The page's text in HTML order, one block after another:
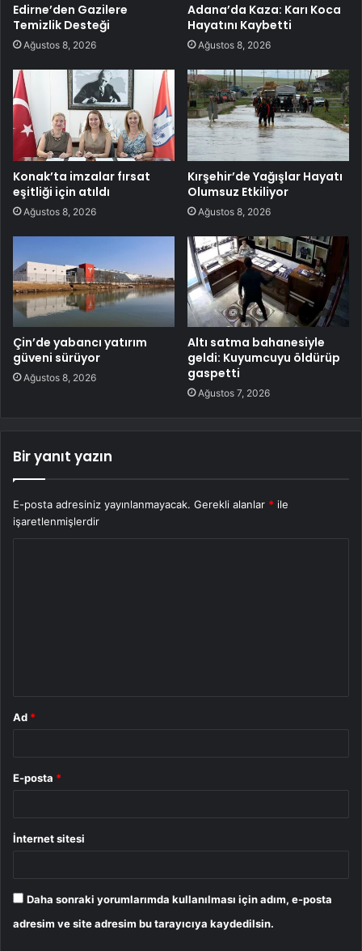
Edirne’den Gazilere
Temizlik Desteği
Ağustos 8, 2026
Adana’da Kaza: Karı Koca
Hayatını Kaybetti
Ağustos 8, 2026
Konak’ta imzalar fırsat
eşitliği için atıldı
Ağustos 8, 2026
Kırşehir’de Yağışlar Hayatı
Olumsuz Etkiliyor
Ağustos 8, 2026
Çin’de yabancı yatırım
güveni sürüyor
Ağustos 8, 2026
Altı satma bahanesiyle
geldi: Kuyumcuyu öldürüp
gaspetti
Ağustos 7, 2026
Bir yanıt yazın
E-posta adresiniz yayınlanmayacak. Gerekli alanlar * ile
işaretlenmişlerdir
Ad *
E-posta *
İnternet sitesi
Daha sonraki yorumlarımda kullanılması için adım, e-posta
adresim ve site adresim bu tarayıcıya kaydedilsin.